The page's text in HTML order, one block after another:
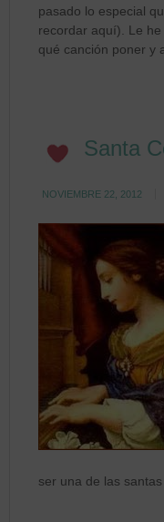
pasado lo especial
recordar aquí). Le
qué canción poner y
Santa
NOVIEMBRE 22, 2012
ser una de las